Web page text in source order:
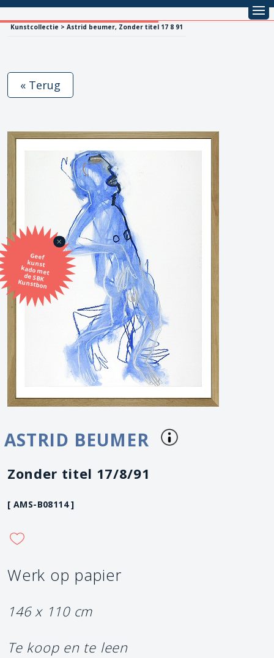
Kunstcollectie > Astrid beumer, Zonder titel 17 8 91
Geef
kunst
kado met
de SBK
Kunstbon
« Terug
ASTRID BEUMER
Zonder titel 17/8/91
[ AMS-B08114 ]
Werk op papier
146 x 110 cm
Te koop en te leen